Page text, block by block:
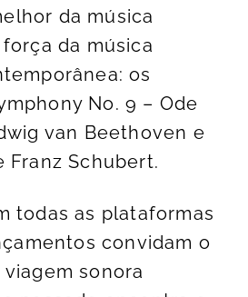
da música
da música
os
No. 9 – Ode
van Beethoven e
Franz Schubert.
todas as plataformas
convidam o
sonora